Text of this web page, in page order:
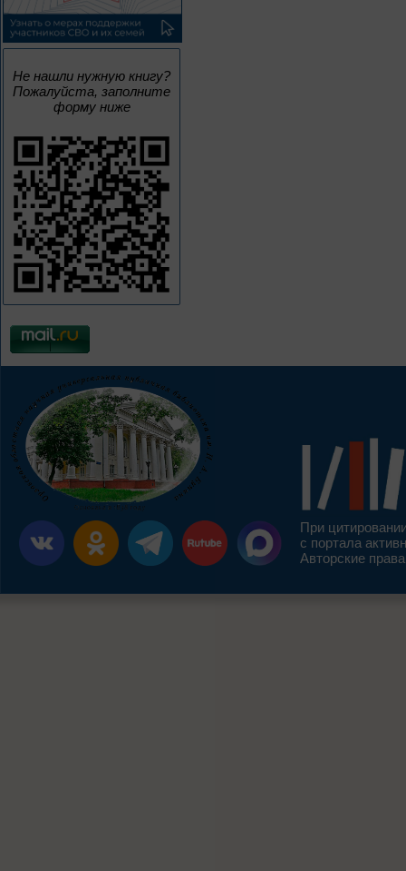
Не нашли нужную книгу?
Пожалуйста, заполните
форму ниже
При
с портала
Авторские